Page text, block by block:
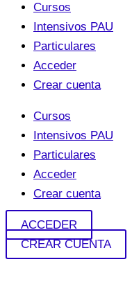
Cursos
Intensivos PAU
Particulares
Acceder
Crear cuenta
Cursos
Intensivos PAU
Particulares
Acceder
Crear cuenta
ACCEDER
CREAR CUENTA